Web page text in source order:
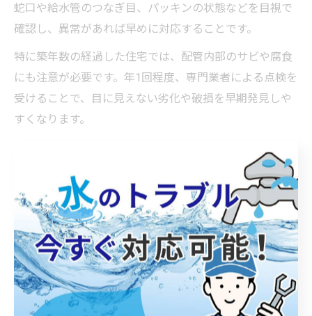
蛇口や給水管のつなぎ目、パッキンの状態などを目視で
確認し、異常があれば早めに対応することです。
特に築年数の経過した住宅では、配管内部のサビや腐食
にも注意が必要です。年1回程度、専門業者による点検を
受けることで、目に見えない劣化や破損を早期発見しや
すくなります。
音の有無など、ちょっとした変化にも目を向けましょ
う。これらの習慣が大きな水道トラブルを未然に防ぐポ
イントとなります。
自分でできる水道修理のポイント